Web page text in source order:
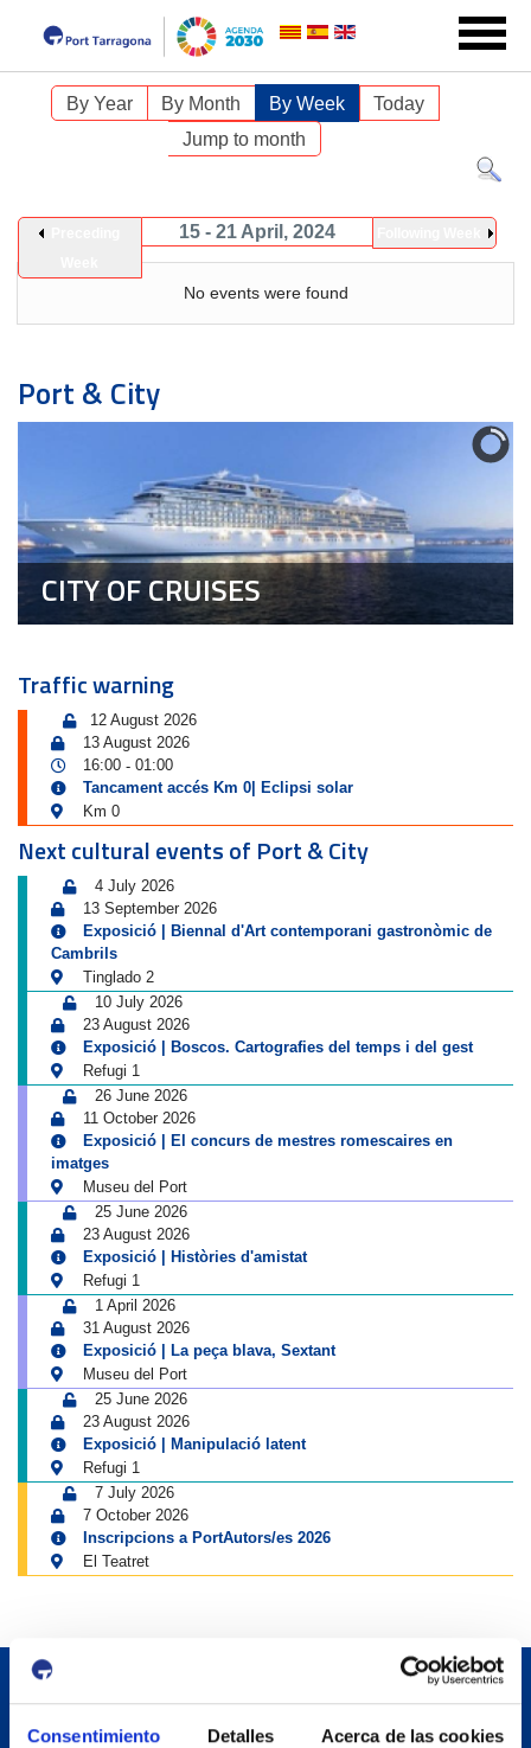
Consentimiento Detalles Acerca de las cookies
By Year By Month By Week
Today
Jump to month
15 - 21 April, 2024
No events were found
Port & City
CITY OF CRUISES
Traffic warning
12 August 2026
13 August 2026
16:00 - 01:00
Tancament accés Km 0| Eclipsi solar
Km 0
Next cultural events of Port & City
4 July 2026
13 September 2026
Exposició | Biennal d'Art contemporani gastronòmic de
Cambrils
Tinglado 2
10 July 2026
23 August 2026
Exposició | Boscos. Cartografies del temps i del gest
Refugi 1
26 June 2026
11 October 2026
Exposició | El concurs de mestres romescaires en
imatges
Museu del Port
25 June 2026
23 August 2026
Exposició | Històries d'amistat
Refugi 1
1 April 2026
31 August 2026
Exposició | La peça blava, Sextant
Museu del Port
25 June 2026
23 August 2026
Exposició | Manipulació latent
Refugi 1
7 July 2026
7 October 2026
Inscripcions a PortAutors/es 2026
El Teatret